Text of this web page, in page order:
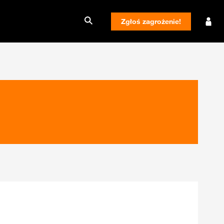
Zgłoś zagrożenie!